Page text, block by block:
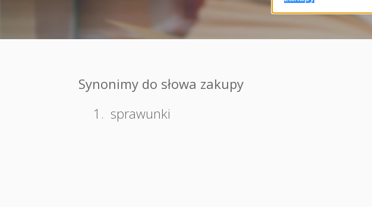
Synonimy do słowa zakupy
1. sprawunki